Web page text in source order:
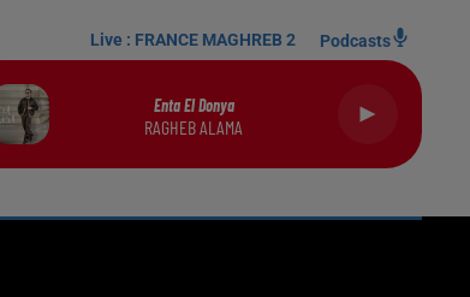
Live : FRANCE MAGHREB 2 Podcasts
Enta El Donya
RAGHEB ALAMA